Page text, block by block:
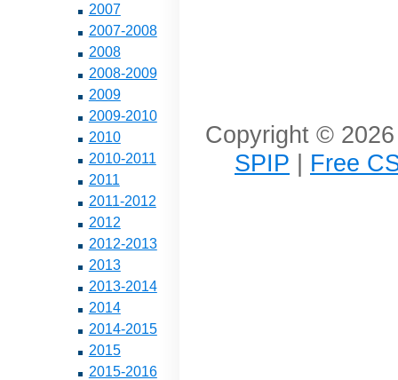
2007
2007-2008
2008
2008-2009
2009
2009-2010
2010
2010-2011
2011
2011-2012
2012
2012-2013
2013
2013-2014
2014
2014-2015
2015
2015-2016
Copyright ©
SPIP | Free